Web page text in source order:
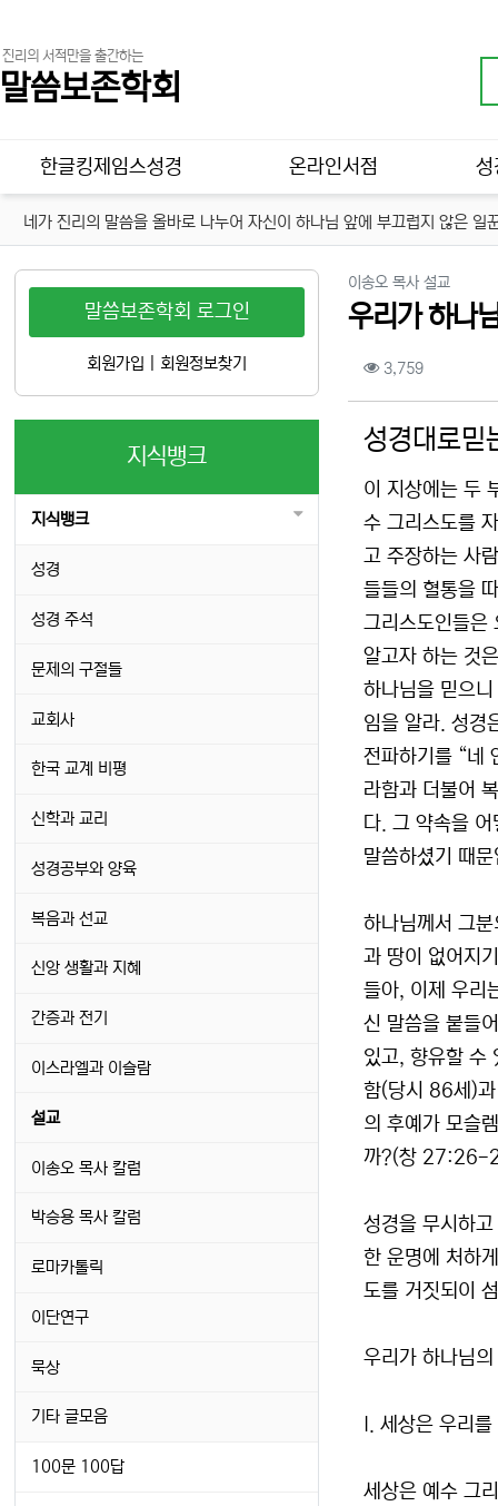
진리의 서적만을 출간하는
말씀보존학회
메인 메뉴
한글킹제임스성경 온라인서점 성
네가 진리의 말씀을 올바로 나누어 자신이 하나님 앞에 부끄럽지 않은
이송오 목사 설교
우리가 하나
컨텐츠 정보
3,759조회
성경대로믿
이 지상에는 두
수 그리스도를
고 주장하는 사
들들의 혈통을
그리스도인들은
알고자 하는 것
하나님을 믿으
임을 알라. 성경
전파하기를 “네
라함과 더불어
다. 그 약속을 어
말씀하셨기 때
하나님께서 그
과 땅이 없어지
들아, 이제 우리
신 말씀을 붙들
있고, 향유할 수
함(당시 86세)
의 후예가 모슬
까?(창 27:26-
성경을 무시하
한 운명에 처하
도를 거짓되이
우리가 하나님
I. 세상은 우리
세상은 예수 그
말씀보존학회 로그인
회원가입 회원정보찾기
지식뱅크
지식뱅크
성경
성경 주석
문제의 구절들
교회사
한국 교계 비평
신학과 교리
성경공부와 양육
복음과 선교
신앙 생활과 지혜
간증과 전기
이스라엘과 이슬람
설교
이송오 목사 칼럼
박승용 목사 칼럼
로마카톨릭
이단연구
묵상
기타 글모음
100문 100답